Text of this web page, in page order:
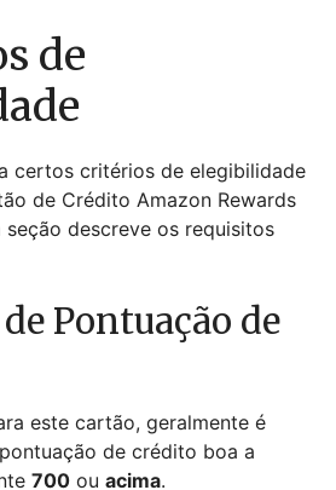
de
certos critérios de elegibilidade
de Crédito Amazon Rewards
seção descreve os requisitos
Pontuação de
este cartão, geralmente é
de crédito boa a
700 ou acima.